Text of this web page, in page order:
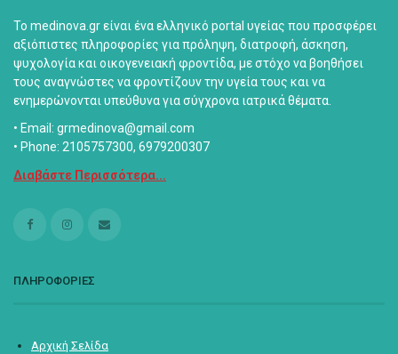
Το medinova.gr είναι ένα ελληνικό portal υγείας που προσφέρει
αξιόπιστες πληροφορίες για πρόληψη, διατροφή, άσκηση,
ψυχολογία και οικογενειακή φροντίδα, με στόχο να βοηθήσει
τους αναγνώστες να φροντίζουν την υγεία τους και να
ενημερώνονται υπεύθυνα για σύγχρονα ιατρικά θέματα.
• Email: grmedinova@gmail.com
• Phone: 2105757300, 6979200307
Διαβάστε Περισσότερα...
ΠΛΗΡΟΦΟΡΙΕΣ
Αρχική Σελίδα